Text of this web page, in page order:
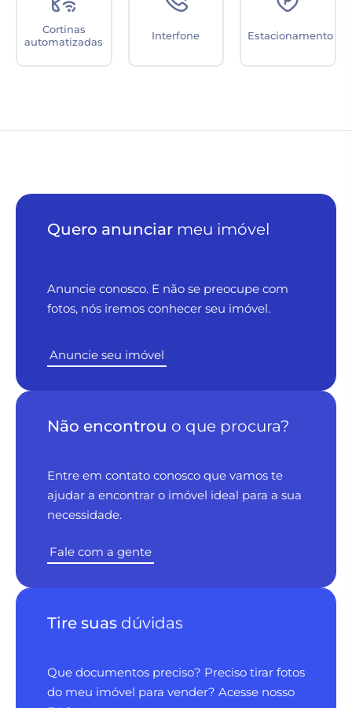
Cortinas
automatizadas
Interfone Estacionamento
Quero anunciar meu imóvel
Anuncie conosco. E não se preocupe com
fotos, nós iremos conhecer seu imóvel.
Anuncie seu imóvel
Não encontrou o que procura?
Entre em contato conosco que vamos te
ajudar a encontrar o imóvel ideal para a sua
necessidade.
Fale com a gente
Tire suas dúvidas
Que documentos preciso? Preciso tirar fotos
do meu imóvel para vender? Acesse nosso